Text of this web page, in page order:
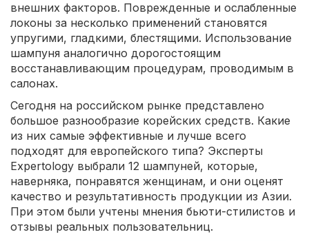
внешних факторов. Поврежденные и ослабленные
локоны за несколько применений становятся
упругими, гладкими, блестящими. Использование
шампуня аналогично дорогостоящим
восстанавливающим процедурам, проводимым в
салонах.
Сегодня на российском рынке представлено
большое разнообразие корейских средств. Какие
из них самые эффективные и лучше всего
подходят для европейского типа? Эксперты
Expertology выбрали 12 шампуней, которые,
наверняка, понравятся женщинам, и они оценят
качество и результативность продукции из Азии.
При этом были учтены мнения бьюти-стилистов и
отзывы реальных пользовательниц.